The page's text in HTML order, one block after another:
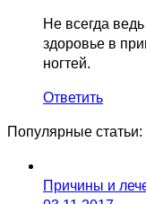
Не всегда
здоровье в
ногтей.
Ответить
Популярные статьи:
Причины и